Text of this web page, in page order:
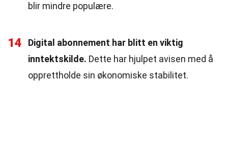
blir mindre populære.
14
Digital abonnement har blitt en viktig
inntektskilde. Dette har hjulpet avisen med å
opprettholde sin økonomiske stabilitet.